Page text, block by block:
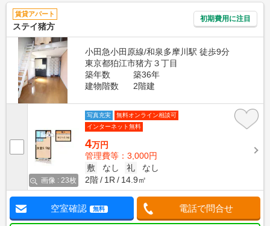
賃貸アパート
ステイ猪方
初期費用に注目
小田急小田原線/和泉多摩川駅 徒歩9分
東京都狛江市猪方３丁目
築年数
築36年
建物階数
2階建
画像 : 23枚
写真充実
無料オンライン相談可
インターネット無料
4万円
管理費等：3,000円
敷
なし 礼
なし
2階
1R 14.9㎡
空室確認 無料 電話で問合せ